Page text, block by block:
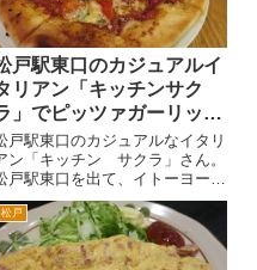
戸駅東口のカジュアルイ
リアン「キッチンサク
」でピッツァガーリック
味マリナーラ
戸駅東口のカジュアルなイタリ
ン「キッチン サクラ」さん。
戸駅東口を出て、イトーヨーカ
ー前の通りを左折。はじめて斜
に左折できる路地があるので、
折してすぐ右手です。イタリア
国旗が目印です。 カウンタ
松戸